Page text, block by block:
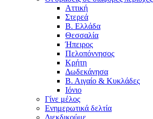
Αττική
Στερεά
Β. Ελλάδα
Θεσσαλία
Ήπειρος
Πελοπόννησος
Κρήτη
Δωδεκάνησα
Β. Αιγαίο & Κυκλάδες
Ιόνιο
Γίνε μέλος
Ενημερωτικά δελτία
Διεκδικούμε